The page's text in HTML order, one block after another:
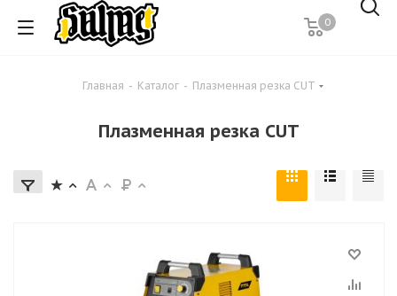
0
Главная - Каталог - Плазменная резка CUT
Плазменная резка CUT